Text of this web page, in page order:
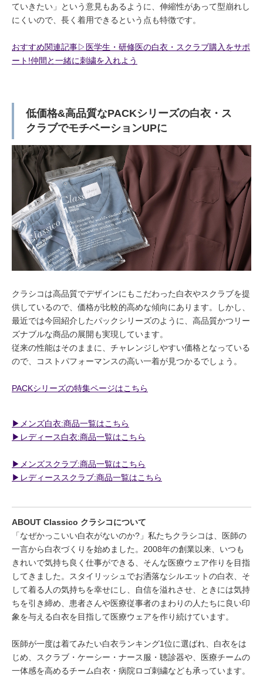
ていきたい」という意見もあるように、伸縮性があって型崩れし
にくいので、長く着用できるという点も特徴です。
おすすめ関連記事▷医学生・研修医の白衣・スクラブ購入をサポ
ート!仲間と一緒に刺繍を入れよう
低価格&高品質なPACKシリーズの白衣・ス
クラブでモチベーションUPに
クラシコは高品質でデザインにもこだわった白衣やスクラブを提
供しているので、価格が比較的高めな傾向にあります。しかし、
最近では今回紹介したパックシリーズのように、高品質かつリー
ズナブルな商品の展開も実現しています。
従来の性能はそのままに、チャレンジしやすい価格となっている
ので、コストパフォーマンスの高い一着が見つかるでしょう。
PACKシリーズの特集ページはこちら
▶︎メンズ白衣:商品一覧はこちら
▶︎レディース白衣:商品一覧はこちら
▶︎メンズスクラブ:商品一覧はこちら
▶︎レディーススクラブ:商品一覧はこちら
ABOUT Classico クラシコについて
「なぜかっこいい白衣がないのか?」私たちクラシコは、医師の
一言から白衣づくりを始めました。2008年の創業以来、いつも
きれいで気持ち良く仕事ができる、そんな医療ウェア作りを目指
してきました。スタイリッシュでお洒落なシルエットの白衣、そ
して着る人の気持ちを幸せにし、自信を溢れさせ、ときには気持
ちを引き締め、患者さんや医療従事者のまわりの人たちに良い印
象を与える白衣を目指して医療ウェアを作り続けています。
医師が一度は着てみたい白衣ランキング1位に選ばれ、白衣をは
じめ、スクラブ・ケーシー・ナース服・聴診器や、医療チームの
一体感を高めるチーム白衣・病院ロゴ刺繍なども承っています。